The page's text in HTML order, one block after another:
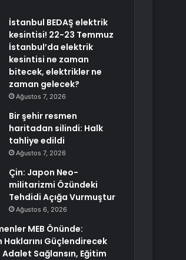
İstanbul BEDAŞ elektrik
kesintisi! 22-23 Temmuz
İstanbul’da elektrik
kesintisi ne zaman
bitecek, elektrikler ne
zaman gelecek?
Ağustos 7, 2026
Bir şehir resmen
haritadan silindi: Halk
tahliye edildi
Ağustos 7, 2026
Çin: Japon Neo-
militarizmi Özündeki
Tehdidi Açığa Vurmuştur
Ağustos 6, 2026
MEB Önünde:
Güçlendirecek
Adalet Sağlansın, Eğitim